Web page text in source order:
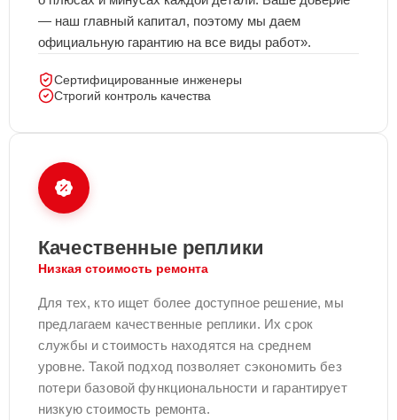
— наш главный капитал, поэтому мы даем
официальную гарантию на все виды работ».
Сертифицированные инженеры
Строгий контроль качества
Качественные реплики
Низкая стоимость ремонта
Для тех, кто ищет более доступное решение, мы
предлагаем качественные реплики. Их срок
службы и стоимость находятся на среднем
уровне. Такой подход позволяет сэкономить без
потери базовой функциональности и гарантирует
низкую стоимость ремонта.